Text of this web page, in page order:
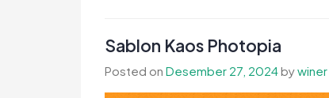
Sablon Kaos Photopia
Posted on Desember 27, 2024bywiner